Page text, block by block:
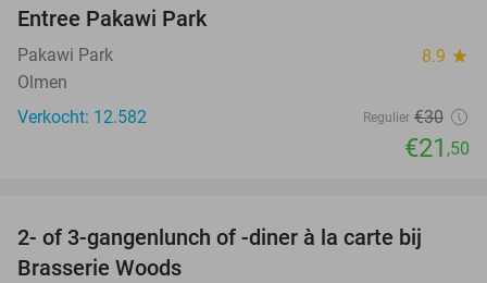
Entree Pakawi Park
Pakawi Park 8.9 star
Olmen
Verkocht: 12.582
Regulier €30
€21 ,50
31%
2- of 3-gangenlunch of -diner à la carte bij
Brasserie Woods